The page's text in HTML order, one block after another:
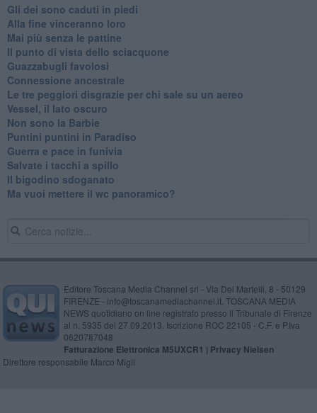
Gli dei sono caduti in piedi
Alla fine vinceranno loro
Mai più senza le pattine
Il punto di vista dello sciacquone
Guazzabugli favolosi
Connessione ancestrale
Le tre peggiori disgrazie per chi sale su un aereo
Vessel, il lato oscuro
Non sono la Barbie
Puntini puntini in Paradiso
Guerra e pace in funivia
Salvate i tacchi a spillo
Il bigodino sdoganato
Ma vuoi mettere il wc panoramico?
Editore Toscana Media Channel srl - Via Dei Martelli, 8 - 50129
FIRENZE - info@toscanamediachannel.it. TOSCANA MEDIA
NEWS quotidiano on line registrato presso il Tribunale di Firenze
al n. 5935 del 27.09.2013. Iscrizione ROC 22105 - C.F. e P.Iva
0620787048
Fatturazione Elettronica M5UXCR1 | Privacy Nielsen
Direttore responsabile Marco Migli